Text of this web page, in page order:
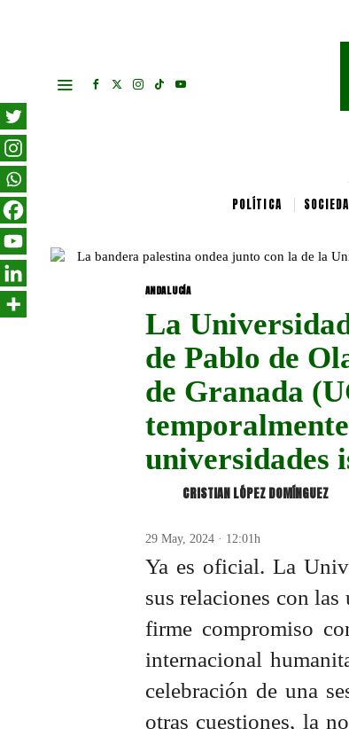
POLÍTICA
ANDALUCÍA
La
de Pablo de
de Granada
universidades
CRISTIAN LÓPEZ DOMÍNGUEZ
29 May, 2024 · 12:01h
Ya es oficial. La
sus relaciones con
firme compromiso
internacional
celebración de una
otras cuestiones, la